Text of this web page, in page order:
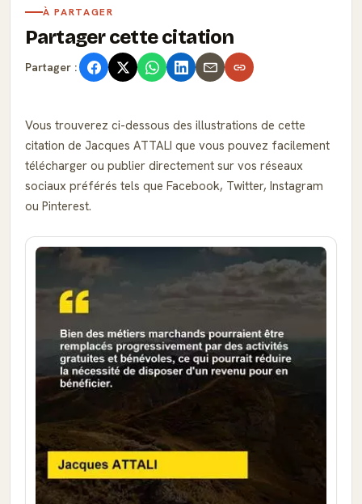
À PARTAGER
Partager cette citation
Partager :
Vous trouverez ci-dessous des illustrations de cette
citation de Jacques ATTALI que vous pouvez facilement
télécharger ou publier directement sur vos réseaux
sociaux préférés tels que Facebook, Twitter, Instagram
ou Pinterest.